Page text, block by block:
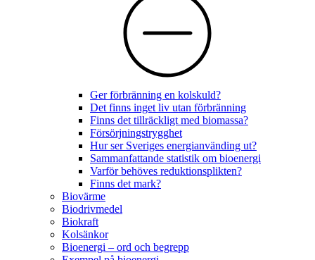
Ger förbränning en kolskuld?
Det finns inget liv utan förbränning
Finns det tillräckligt med biomassa?
Försörjningstrygghet
Hur ser Sveriges energianvänding ut?
Sammanfattande statistik om bioenergi
Varför behöves reduktionsplikten?
Finns det mark?
Biovärme
Biodrivmedel
Biokraft
Kolsänkor
Bioenergi – ord och begrepp